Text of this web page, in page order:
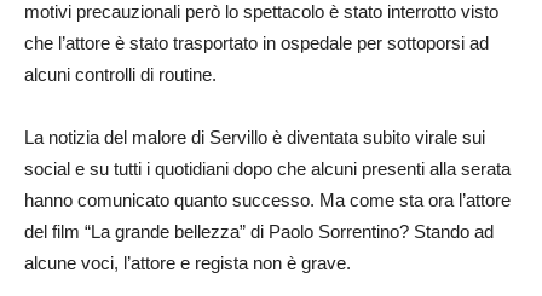
motivi precauzionali però lo spettacolo è stato interrotto visto
che l’attore è stato trasportato in ospedale per sottoporsi ad
alcuni controlli di routine.
La notizia del malore di Servillo è diventata subito virale sui
social e su tutti i quotidiani dopo che alcuni presenti alla serata
hanno comunicato quanto successo. Ma come sta ora l’attore
del film “La grande bellezza” di Paolo Sorrentino? Stando ad
alcune voci, l’attore e regista non è grave.